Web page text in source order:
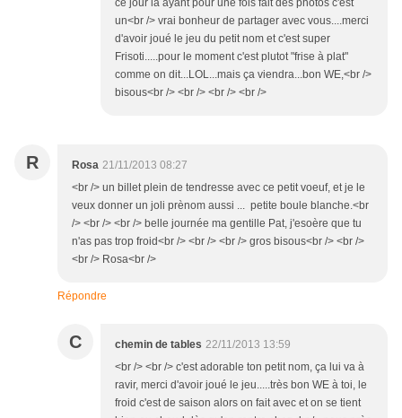
ce jour là ayant pour une fois fait des photos c'est
un<br /> vrai bonheur de partager avec vous....merci
d'avoir joué le jeu du petit nom et c'est super
Frisoti.....pour le moment c'est plutot "frise à plat"
comme on dit...LOL...mais ça viendra...bon WE,<br />
bisous<br /> <br /> <br /> <br />
R Rosa 21/11/2013 08:27
<br /> un billet plein de tendresse avec ce petit voeuf, et je le
veux donner un joli prènom aussi ... petite boule blanche.<br
/> <br /> <br /> belle journée ma gentille Pat, j'esoère que tu
n'as pas trop froid<br /> <br /> <br /> gros bisous<br /> <br />
<br /> Rosa<br />
Répondre
C chemin de tables 22/11/2013 13:59
<br /> <br /> c'est adorable ton petit nom, ça lui va à
ravir, merci d'avoir joué le jeu.....très bon WE à toi, le
froid c'est de saison alors on fait avec et on se tient